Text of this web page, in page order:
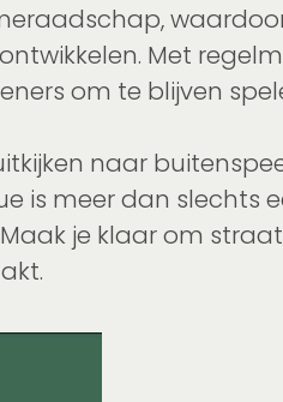
Met
om te blijven
naar
is meer dan
je klaar om